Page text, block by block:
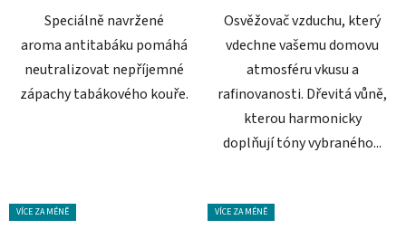
Speciálně navržené
aroma antitabáku pomáhá
neutralizovat nepříjemné
zápachy tabákového kouře.
Osvěžovač vzduchu, který
vdechne vašemu domovu
atmosféru vkusu a
rafinovanosti. Dřevitá vůně,
kterou harmonicky
doplňují tóny vybraného...
VÍCE ZA MÉNĚ VÍCE ZA MÉNĚ